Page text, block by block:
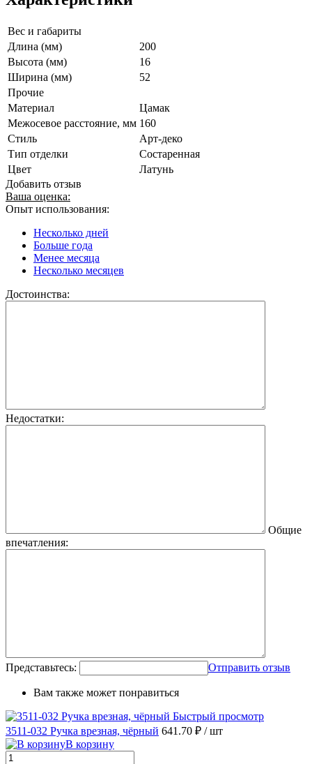
Вес и габариты
Длина (мм)
200
Высота (мм)
16
Ширина (мм)
52
Прочие
Материал
Цамак
Межосевое расстояние, мм 160
Стиль
Арт-деко
Тип отделки
Состаренная
Цвет
Латунь
Добавить отзыв
Ваша оценка:
Опыт использования:
Несколько дней
Больше года
Менее месяца
Несколько месяцев
Достоинства:
Недостатки:
Общие
впечатления:
Представьтесь: Отправить отзыв
Вам также может понравиться
Быстрый просмотр
3511-032 Ручка врезная, чёрный 641.70 ₽ / шт
В корзину